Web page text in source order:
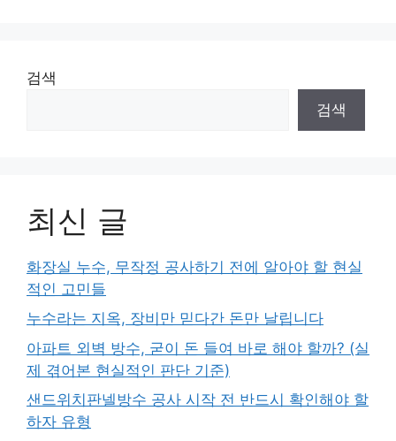
검색
검색
최신 글
화장실 누수, 무작정 공사하기 전에 알아야 할 현실
적인 고민들
누수라는 지옥, 장비만 믿다간 돈만 날립니다
아파트 외벽 방수, 굳이 돈 들여 바로 해야 할까? (실
제 겪어본 현실적인 판단 기준)
샌드위치판넬방수 공사 시작 전 반드시 확인해야 할
하자 유형